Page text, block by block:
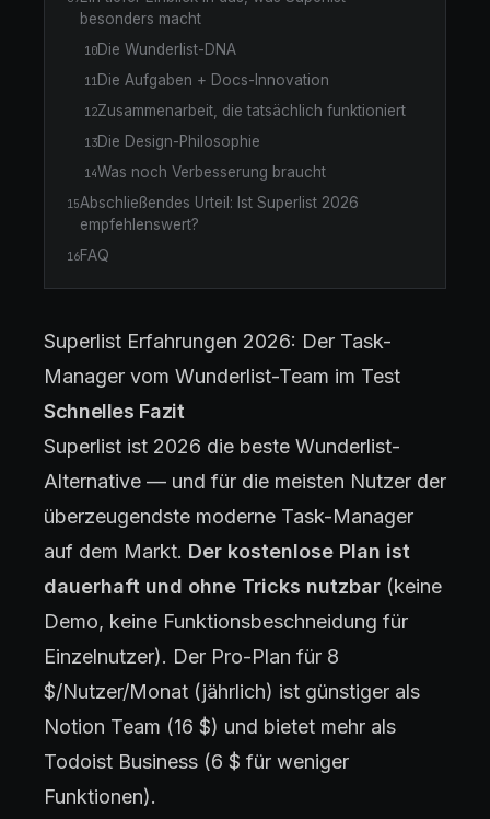
besonders macht
10Die Wunderlist-DNA
11Die Aufgaben + Docs-Innovation
12Zusammenarbeit, die tatsächlich funktioniert
13Die Design-Philosophie
14Was noch Verbesserung braucht
15Abschließendes Urteil: Ist Superlist 2026
empfehlenswert?
16FAQ
Superlist Erfahrungen 2026: Der Task-
Manager vom Wunderlist-Team im Test
Schnelles Fazit
Superlist ist 2026 die beste Wunderlist-
Alternative — und für die meisten Nutzer der
überzeugendste moderne Task-Manager
auf dem Markt. Der kostenlose Plan ist
dauerhaft und ohne Tricks nutzbar (keine
Demo, keine Funktionsbeschneidung für
Einzelnutzer). Der Pro-Plan für 8
$/Nutzer/Monat (jährlich) ist günstiger als
Notion Team (16 $) und bietet mehr als
Todoist Business (6 $ für weniger
Funktionen).